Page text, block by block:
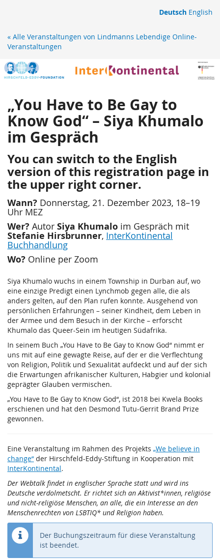
springen
Deutsch English
« Alle Veranstaltungen von Lindmanns Lebendige Online-
Veranstaltungen
„You
to
Be
Gay
to
Know
God“
–
Siya
Khumalo
im
Gespräch
Do,
21.
Dezember
2023
„You Have to Be Gay to
Know God“ – Siya Khumalo
im Gespräch
You can switch to the English
version of this registration page in
the upper right corner.
Wann? Donnerstag, 21. Dezember 2023, 18–19
Uhr MEZ
Wer? Autor Siya Khumalo im Gespräch mit
Stefanie Hirsbrunner, InterKontinental
Buchhandlung
Wo? Online per Zoom
Siya Khumalo wuchs in einem Township in Durban auf, wo
eine einzige Predigt einen Lynchmob gegen alle, die als
anders gelten, auf den Plan rufen konnte. Ausgehend von
persönlichen Erfahrungen – seiner Kindheit, dem Leben in
der Armee und dem Besuch in der Kirche – erforscht
Khumalo das Queer-Sein im heutigen Südafrika.
In seinem Buch „You Have to Be Gay to Know God“ nimmt er
uns mit auf eine gewagte Reise, auf der er die Verflechtung
von Religion, Politik und Sexualität aufdeckt und auf der sich
die Erwartungen afrikanischer Kulturen, Habgier und kolonial
geprägter Glauben vermischen.
„You Have to Be Gay to Know God“, ist 2018 bei Kwela Books
erschienen und hat den Desmond Tutu-Gerrit Brand Prize
gewonnen.
Eine Veranstaltung im Rahmen des Projekts „We believe in
change“ der Hirschfeld-Eddy-Stiftung in Kooperation mit
InterKontinental.
Der Webtalk findet in englischer Sprache statt und wird ins
Deutsche verdolmetscht. Er richtet sich an Aktivist*innen, religiöse
und nicht-religiöse Menschen, an alle, die ein Interesse an den
Menschenrechten von LSBTIQ* und Religion haben.
Der Buchungszeitraum für diese Veranstaltung
ist beendet.